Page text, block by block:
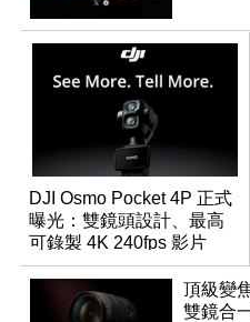
DJI Osmo Pocket 4P 正式
曝光：雙鏡頭設計、最高
可錄製 4K 240fps 影片
頂級變
雙鏡合